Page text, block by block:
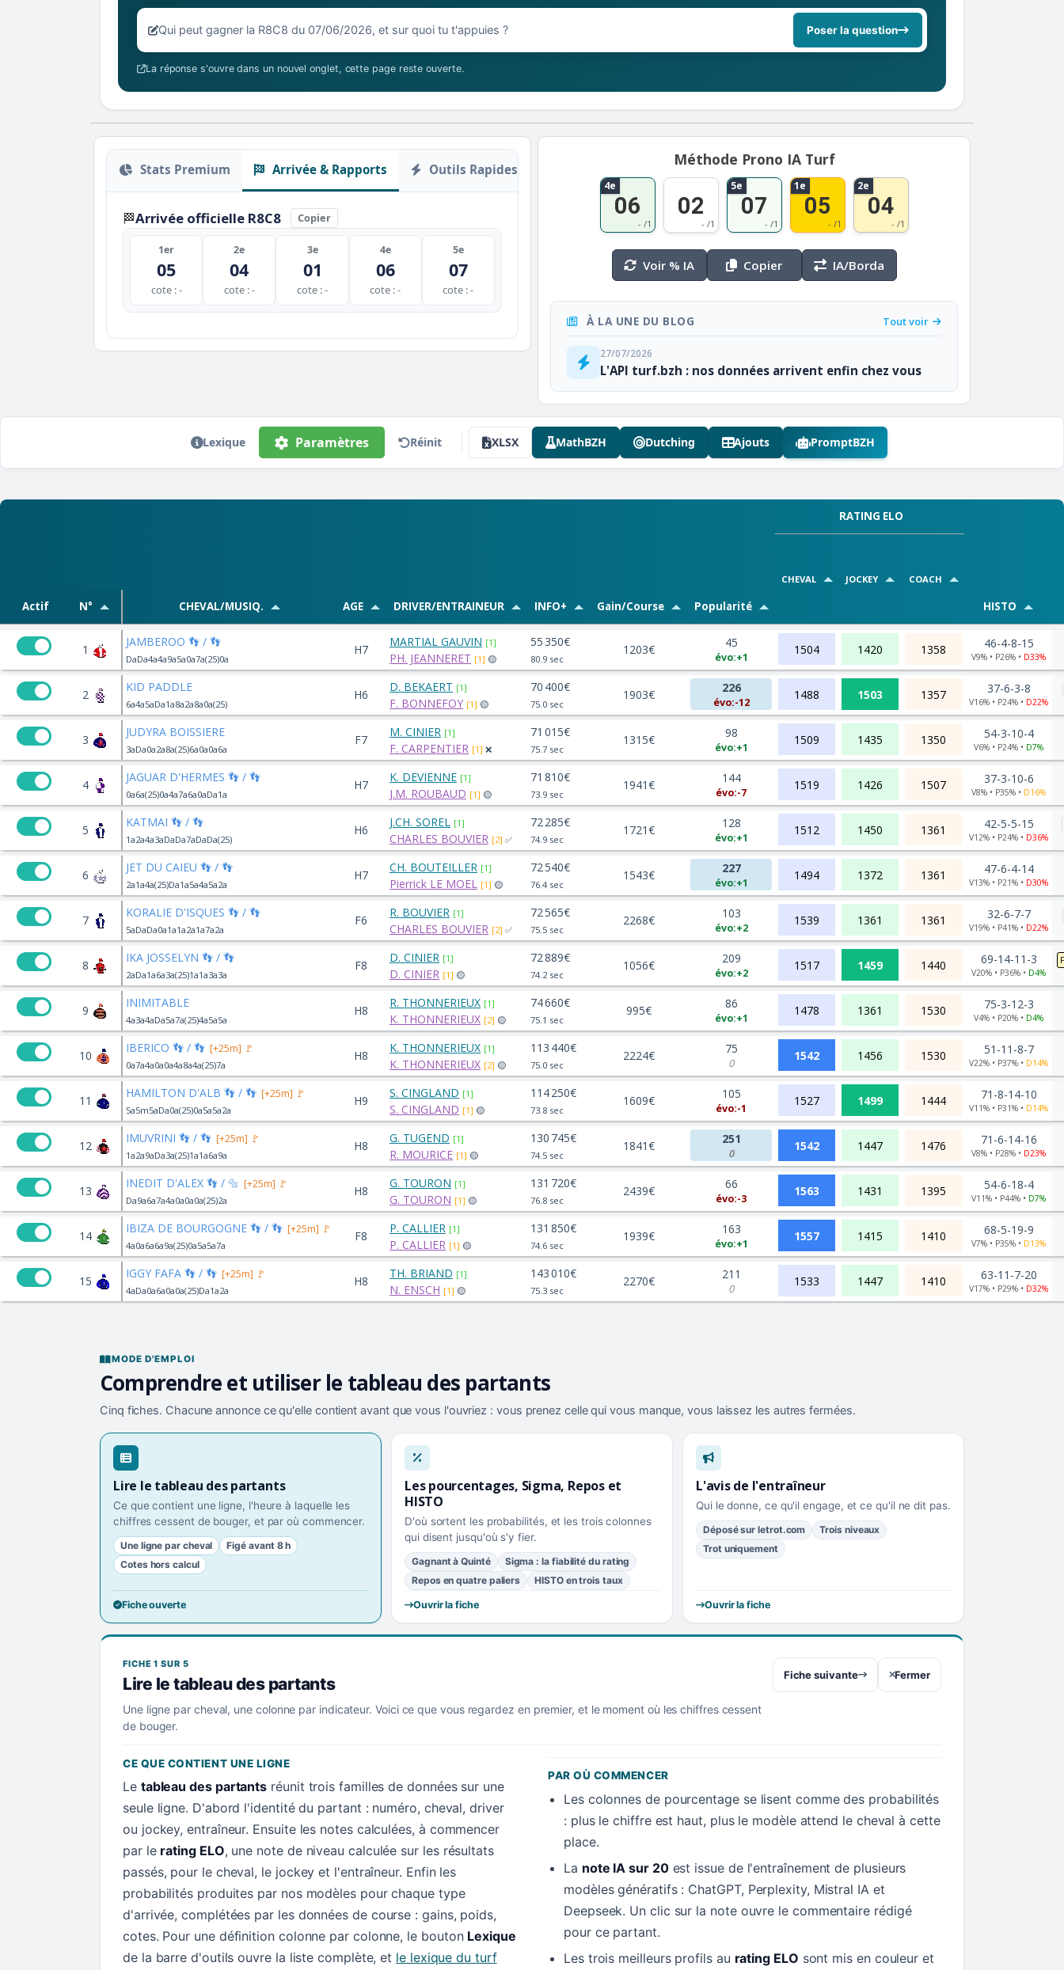
Votre question sur la R8C8 du 07/06/2026
Poser la question
La réponse s'ouvre dans un nouvel onglet, cette page reste ouverte.
Stats Premium Arrivée & Rapports Outils Rapides
🏁Arrivée officielle R8C8 Copier
1er
05
cote : -
2e
04
cote : -
3e
01
cote : -
4e
06
cote : -
5e
07
cote : -
Méthode Prono IA Turf
4e
06
- /1
02
- /1
5e
07
- /1
1e
05
- /1
2e
04
- /1
Voir % IA Copier IA/Borda
À LA UNE DU BLOG Tout voir
27/07/2026
L'API turf.bzh : nos données arrivent enfin chez vous
Lexique Paramètres Réinit XLSX MathBZH Dutching Ajouts PromptBZH
Actif N° CHEVAL/MUSIQ. AGE DRIVER/ENTRAINEUR INFO+ Gain/Course Popularité
RATING ELO
CHEVAL JOCKEY COACH
HISTO
1 JAMBEROO 👣 / 👣
DaDa4a4a9a5a0a7a(25)0a
H7 MARTIAL GAUVIN [1]
PH. JEANNERET [1] 🟡
55 350€
80.9 sec
1203€ 45
évo:+1
1504 1420 1358 46-4-8-15
V9% • P26% • D33%
2 KID PADDLE
6a4a5aDa1a8a2a8a0a(25)
H6 D. BEKAERT [1]
F. BONNEFOY [1] 🟡
70 400€
75.0 sec
1903€ 226
évo:-12
1488 1503 1357 37-6-3-8
V16% • P24% • D22%
3 JUDYRA BOISSIERE
3aDa0a2a8a(25)6a0a0a6a
F7 M. CINIER [1]
F. CARPENTIER [1] ❌
71 015€
75.7 sec
1315€ 98
évo:+1
1509 1435 1350 54-3-10-4
V6% • P24% • D7%
4 JAGUAR D'HERMES 👣 / 👣
0a6a(25)0a4a7a6a0aDa1a
H7 K. DEVIENNE [1]
J.M. ROUBAUD [1] 🟡
71 810€
73.9 sec
1941€ 144
évo:-7
1519 1426 1507 37-3-10-6
V8% • P35% • D16%
5 KATMAI 👣 / 👣
1a2a4a3aDaDa7aDaDa(25)
H6 J.CH. SOREL [1]
CHARLES BOUVIER [2] ✅
72 285€
74.9 sec
1721€ 128
évo:+1
1512 1450 1361 42-5-5-15
V12% • P24% • D36%
6 JET DU CAIEU 👣 / 👣
2a1a4a(25)Da1a5a4a5a2a
H7 CH. BOUTEILLER [1]
Pierrick LE MOEL [1] 🟡
72 540€
76.4 sec
1543€ 227
évo:+1
1494 1372 1361 47-6-4-14
V13% • P21% • D30%
7 KORALIE D'ISQUES 👣 / 👣
5aDaDa0a1a1a2a1a7a2a
F6 R. BOUVIER [1]
CHARLES BOUVIER [2] ✅
72 565€
75.5 sec
2268€ 103
évo:+2
1539 1361 1361 32-6-7-7
V19% • P41% • D22%
8 IKA JOSSELYN 👣 / 👣
2aDa1a6a3a(25)1a1a3a3a
F8 D. CINIER [1]
D. CINIER [1] 🟡
72 889€
74.2 sec
1056€ 209
évo:+2
1517 1459 1440 69-14-11-3
V20% • P36% • D4%
9 INIMITABLE
4a3a4aDa5a7a(25)4a5a5a
H8 R. THONNERIEUX [1]
K. THONNERIEUX [2] 🟡
74 660€
75.1 sec
995€ 86
évo:+1
1478 1361 1530 75-3-12-3
V4% • P20% • D4%
10 IBERICO 👣 / 👣 [+25m] 🚩
0a7a4a0a0a4a8a4a(25)7a
H8 K. THONNERIEUX [1]
K. THONNERIEUX [2] 🟡
113 440€
75.0 sec
2224€ 75
0
1542 1456 1530 51-11-8-7
V22% • P37% • D14%
11 HAMILTON D'ALB 👣 / 👣 [+25m] 🚩
5a5m5aDa0a(25)0a5a5a2a
H9 S. CINGLAND [1]
S. CINGLAND [1] 🟡
114 250€
73.8 sec
1609€ 105
évo:-1
1527 1499 1444 71-8-14-10
V11% • P31% • D14%
12 IMUVRINI 👣 / 👣 [+25m] 🚩
1a2a9aDa3a(25)1a1a6a9a
H8 G. TUGEND [1]
R. MOURICE [1] 🟡
130 745€
74.5 sec
1841€ 251
0
1542 1447 1476 71-6-14-16
V8% • P28% • D23%
13 INEDIT D'ALEX 👣 / 🔩 [+25m] 🚩
Da9a6a7a4a0a0a0a(25)2a
H8 G. TOURON [1]
G. TOURON [1] 🟡
131 720€
76.8 sec
2439€ 66
évo:-3
1563 1431 1395 54-6-18-4
V11% • P44% • D7%
14 IBIZA DE BOURGOGNE 👣 / 👣 [+25m] 🚩
4a0a6a6a9a(25)0a5a5a7a
F8 P. CALLIER [1]
P. CALLIER [1] 🟡
131 850€
74.6 sec
1939€ 163
évo:+1
1557 1415 1410 68-5-19-9
V7% • P35% • D13%
15 IGGY FAFA 👣 / 👣 [+25m] 🚩
4aDa0a6a0a0a(25)Da1a2a
H8 TH. BRIAND [1]
N. ENSCH [1] 🟡
143 010€
75.3 sec
2270€ 211
0
1533 1447 1410 63-11-7-20
V17% • P29% • D32%
MODE D'EMPLOI
Comprendre et utiliser le tableau des partants
Cinq fiches. Chacune annonce ce qu'elle contient avant que vous l'ouvriez : vous prenez celle qui vous manque, vous laissez les autres fermées.
Lire le tableau des partants
Ce que contient une ligne, l'heure à laquelle les
chiffres cessent de bouger, et par où commencer.
Une ligne par cheval
Figé avant 8 h
Cotes hors calcul
Fiche ouverte
Les pourcentages, Sigma, Repos et
HISTO
D'où sortent les probabilités, et les trois colonnes
qui disent jusqu'où s'y fier.
Gagnant à Quinté
Sigma : la fiabilité du rating
Repos en quatre paliers
HISTO en trois taux
Ouvrir la fiche
L'avis de l'entraîneur
Qui le donne, ce qu'il engage, et ce qu'il ne dit pas.
Déposé sur letrot.com
Trois niveaux
Trot uniquement
Ouvrir la fiche
FICHE 1 SUR 5
Lire le tableau des partants
Une ligne par cheval, une colonne par indicateur. Voici ce que vous regardez en premier, et le moment où les chiffres cessent
de bouger.
Fiche suivante Fermer
CE QUE CONTIENT UNE LIGNE
Le tableau des partants réunit trois familles de données sur une
seule ligne. D'abord l'identité du partant : numéro, cheval, driver
ou jockey, entraîneur. Ensuite les notes calculées, à commencer
par le rating ELO, une note de niveau calculée sur les résultats
passés, pour le cheval, le jockey et l'entraîneur. Enfin les
probabilités produites par nos modèles pour chaque type
d'arrivée, complétées par les données de course : gains, poids,
cotes. Pour une définition colonne par colonne, le bouton Lexique
de la barre d'outils ouvre la liste complète, et le lexique du turf
PAR OÙ COMMENCER
Les colonnes de pourcentage se lisent comme des probabilités
: plus le chiffre est haut, plus le modèle attend le cheval à cette
place.
La note IA sur 20est issue de l'entraînement de plusieurs
modèles génératifs : ChatGPT, Perplexity, Mistral IA et
Deepseek. Un clic sur la note ouvre le commentaire rédigé
pour ce partant.
Les trois meilleurs profils au rating ELO sont mis en couleur et